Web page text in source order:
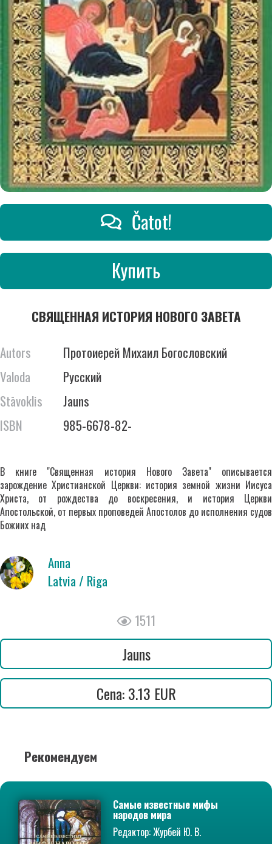
Čatot!
Купить
СВЯЩЕННАЯ ИСТОРИЯ НОВОГО ЗАВЕТА
Autors
Протоиерей Михаил Богословский
Valoda
Русский
Stāvoklis
Jauns
ISBN
985-6678-82-
В книге "Священная история Нового Завета" описывается
зарождение Христианской Церкви: история земной жизни Иисуса
Христа, от рождества до воскресения, и история Церкви
Апостольской, от первых проповедей Апостолов до исполнения судов
Божиих над
Anna
Latvia / Riga
1511
Jauns
Cena: 3.13 EUR
Рекомендуем
Самые известные мифы
народов мира
Редактор: Журбей Ю. В.